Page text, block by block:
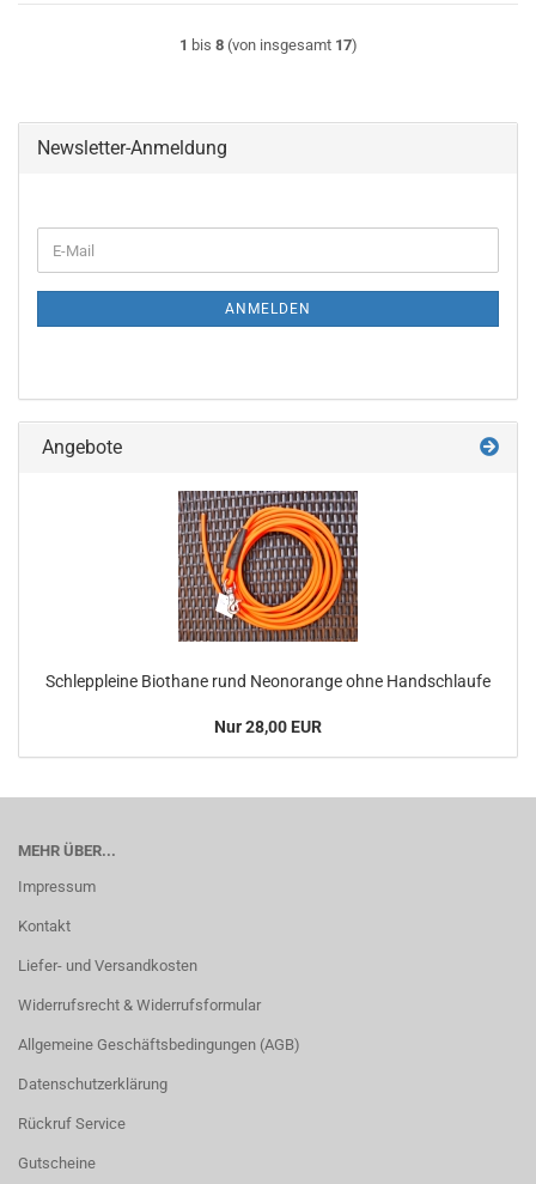
1 bis 8(von insgesamt 17)
Newsletter-Anmeldung
ZUR
E-
Mail
ANMELDEN
Angebote
Schleppleine Biothane rund Neonorange ohne Handschlaufe
Nur 28,00 EUR
MEHR ÜBER...
Impressum
Kontakt
Liefer- und Versandkosten
Widerrufsrecht & Widerrufsformular
Allgemeine Geschäftsbedingungen (AGB)
Datenschutzerklärung
Rückruf Service
Gutscheine